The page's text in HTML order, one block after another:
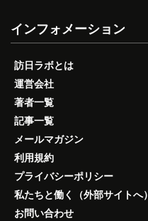
インフォメーション
訪日ラボとは
運営会社
著者一覧
記事一覧
メールマガジン
利用規約
プライバシーポリシー
私たちと働く（外部サイトへ）
お問い合わせ